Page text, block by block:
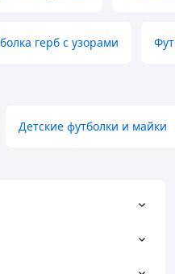
герб с узорами
Детские футболки и майки